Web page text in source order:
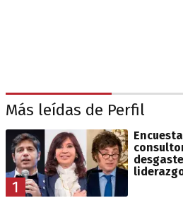
Más leídas de Perfil
1